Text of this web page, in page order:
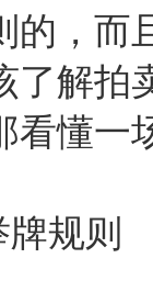
的，而
了解拍
看懂一
牌规则